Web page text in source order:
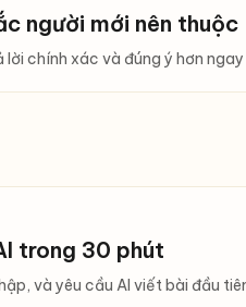
người mới nên thuộc
chính xác và đúng ý hơn
trong 30 phút
và yêu cầu AI viết bài đầu